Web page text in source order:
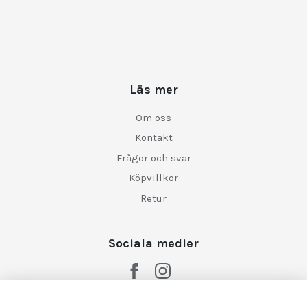
Läs mer
Om oss
Kontakt
Frågor och svar
Köpvillkor
Retur
Sociala medier